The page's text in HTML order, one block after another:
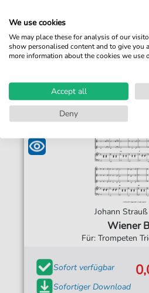
Jederzeit abrufbar
Johann
Wiener
Für: Trompeten
Sofort verfügbar
Sofortiger Download
We use cookies
We may place these for analysis of our
show personalised content and to give you
more information about the cookies we use
Accept all
Deny